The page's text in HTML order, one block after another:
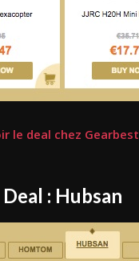
le deal chez Gearbest
Deal : Hubsan